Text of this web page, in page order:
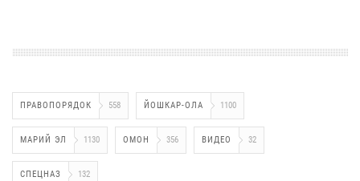
ПРАВОПОРЯДОК 558 ЙОШКАР-ОЛА 1100
МАРИЙ ЭЛ 1130 ОМОН 356 ВИДЕО 32
СПЕЦНАЗ 132